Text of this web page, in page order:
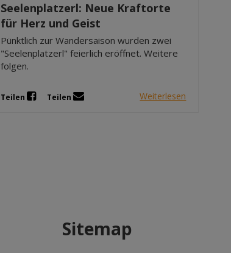
Seelenplatzerl: Neue Kraftorte
für Herz und Geist
Pünktlich zur Wandersaison wurden zwei
"Seelenplatzerl" feierlich eröffnet. Weitere
folgen.
Teilen Teilen Weiterlesen
Sitemap